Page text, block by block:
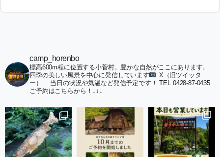
camp_horenbo
標高600m程に位置する小菅村。豊かな自然がここにあります。
四季の美しい風景を中心に発信しています
X（旧ツイッタ
ー）
当日の状況や気温など発信予定です！ TEL 0428-87-0435
ご予約はこちらから！↓↓↓